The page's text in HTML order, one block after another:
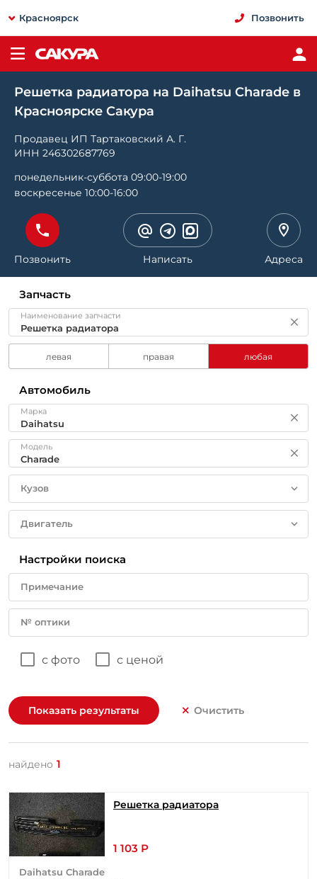
Красноярск Позвонить
Решетка радиатора на Daihatsu Charade в
Красноярске Сакура
Продавец ИП Тартаковский А. Г.
ИНН 246302687769
понедельник-суббота 09:00-19:00
воскресенье 10:00-16:00
Позвонить Написать Адреса
Запчасть
Наименование запчасти
левая правая любая
Автомобиль
Марка
Модель
Кузов
Двигатель
Настройки поиска
Примечание
№ оптики
с фото с ценой
Показать результаты Очистить
найдено 1
Решетка радиатора
1 103 Р
Daihatsu Charade